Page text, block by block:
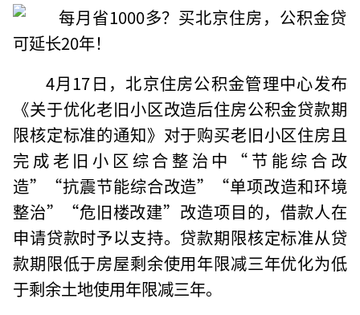
4月17日，北京住房公积金管理中心发布
《关于优化老旧小区改造后住房公积金贷款期
限核定标准的通知》对于购买老旧小区住房且
完成老旧小区综合整治中“节能综合改
造”“抗震节能综合改造”“单项改造和环境
整治”“危旧楼改建”改造项目的，借款人在
申请贷款时予以支持。贷款期限核定标准从贷
款期限低于房屋剩余使用年限减三年优化为低
于剩余土地使用年限减三年。